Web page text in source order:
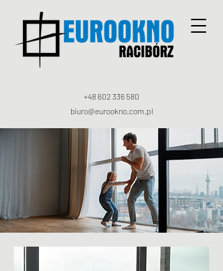
+48 602 336 580
biuro@eurookno.com.pl